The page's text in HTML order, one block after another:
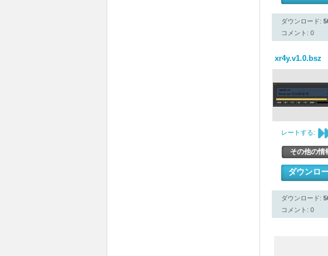
ダウンロード:
コメント: 0
xr4y.v1.0.bsz
レートする:
その他の情
ダウンロ
ダウンロード:
コメント: 0